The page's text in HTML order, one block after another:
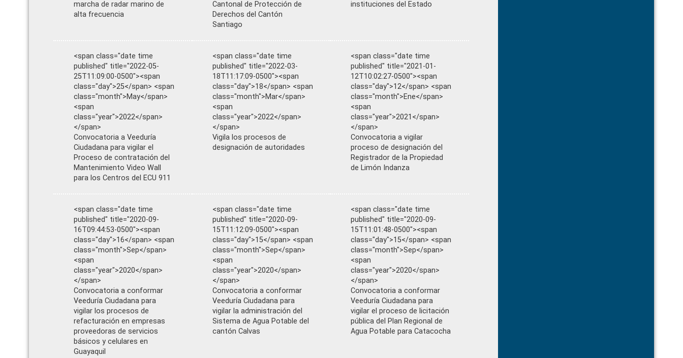
marcha de radar marino de
alta frecuencia
Cantonal de Protección de
Derechos del Cantón
Santiago
instituciones del Estado
<span class="date time
published" title="2022-05-
25T11:09:00-0500"><span
class="day">25</span> <span
class="month">May</span>
<span
class="year">2022</span>
</span>
Convocatoria a Veeduría
Ciudadana para vigilar el
Proceso de contratación del
Mantenimiento Video Wall
para los Centros del ECU 911
<span class="date time
published" title="2022-03-
18T11:17:09-0500"><span
class="day">18</span> <span
class="month">Mar</span>
<span
class="year">2022</span>
</span>
Vigila los procesos de
designación de autoridades
<span class="date time
published" title="2021-01-
12T10:02:27-0500"><span
class="day">12</span> <span
class="month">Ene</span>
<span
class="year">2021</span>
</span>
Convocatoria a vigilar
proceso de designación del
Registrador de la Propiedad
de Limón Indanza
<span class="date time
published" title="2020-09-
16T09:44:53-0500"><span
class="day">16</span> <span
class="month">Sep</span>
<span
class="year">2020</span>
</span>
Convocatoria a conformar
Veeduría Ciudadana para
vigilar los procesos de
refacturación en empresas
proveedoras de servicios
básicos y celulares en
Guayaquil
<span class="date time
published" title="2020-09-
15T11:12:09-0500"><span
class="day">15</span> <span
class="month">Sep</span>
<span
class="year">2020</span>
</span>
Convocatoria a conformar
Veeduría Ciudadana para
vigilar la administración del
Sistema de Agua Potable del
cantón Calvas
<span class="date time
published" title="2020-09-
15T11:01:48-0500"><span
class="day">15</span> <span
class="month">Sep</span>
<span
class="year">2020</span>
</span>
Convocatoria a conformar
Veeduría Ciudadana para
vigilar el proceso de licitación
pública del Plan Regional de
Agua Potable para Catacocha